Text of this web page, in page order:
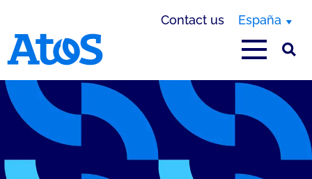
Contact us España